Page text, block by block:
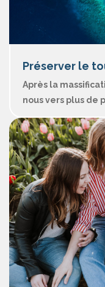
Préserver le
Après la
nous vers plus de